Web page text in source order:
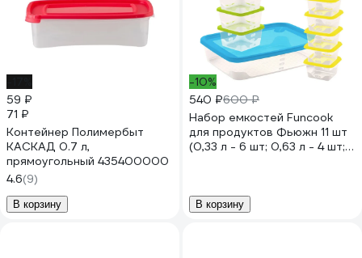
59 ₽
71 ₽
Контейнер Полимербыт
КАСКАД 0.7 л,
прямоугольный 435400000
4.6(9)
В корзину
-10%
540 ₽600 ₽
Набор емкостей Funcook
для продуктов Фьюжн 11 шт
(0,33 л - 6 шт; 0,63 л - 4 шт;
В корзину